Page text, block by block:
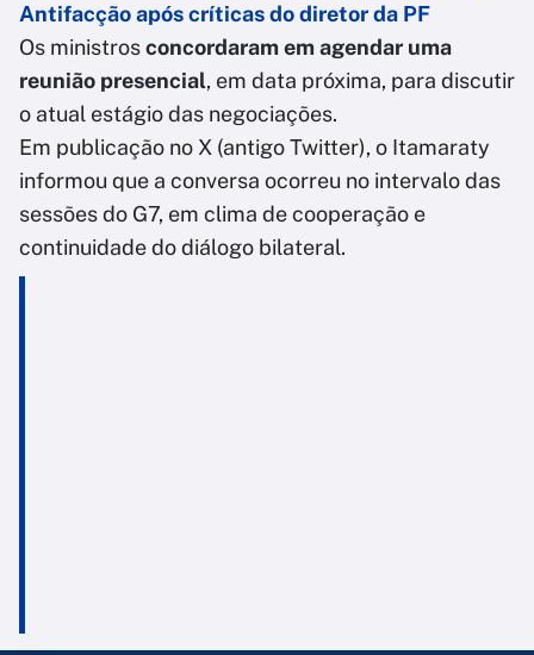
Antifacção após críticas do diretor da PF
Os ministrosconcordaram em agendar uma
reunião presencial, em data próxima, para discutir
o atual estágio das negociações.
Em publicação no X (antigo Twitter), o Itamaraty
informou que a conversa ocorreu no intervalo das
sessões do G7, em clima de cooperação e
continuidade do diálogo bilateral.